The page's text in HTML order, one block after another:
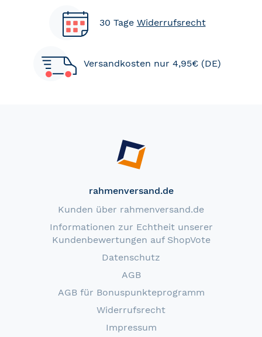
30 Tage Widerrufsrecht
Versandkosten nur 4,95€ (DE)
rahmenversand.de
Kunden über rahmenversand.de
Informationen zur Echtheit unserer
Kundenbewertungen auf ShopVote
Datenschutz
AGB
AGB für Bonuspunkteprogramm
Widerrufsrecht
Impressum